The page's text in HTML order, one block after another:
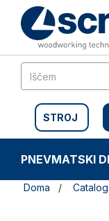
Preskočite
vsebino
Preskočite
navigacijski
STROJ
PNEVMATSKI
Doma